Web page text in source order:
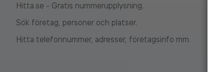
Hitta.se - Gratis nummerupplysning.
Sök företag, personer och platser.
Hitta telefonnummer, adresser, företagsinfo mm.